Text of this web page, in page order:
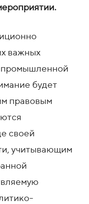
важных
промышленной
будет
правовым
своей
учитывающим